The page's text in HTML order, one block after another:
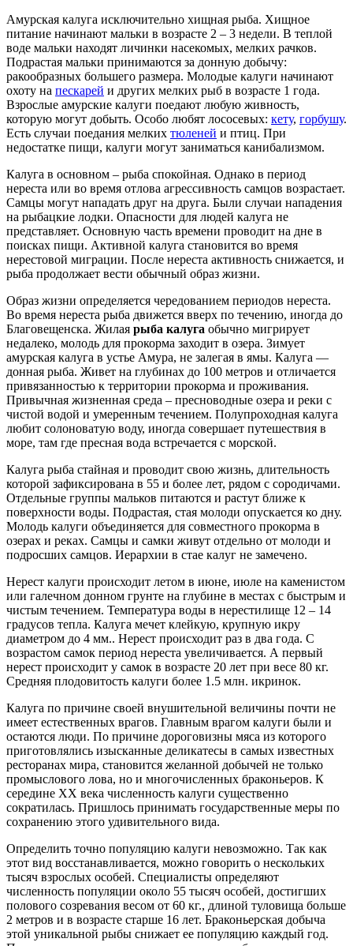
Амурская калуга исключительно хищная рыба. Хищное
питание начинают мальки в возрасте 2 – 3 недели. В теплой
воде мальки находят личинки насекомых, мелких рачков.
Подрастая мальки принимаются за донную добычу:
ракообразных большего размера. Молодые калуги начинают
охоту на пескарей и других мелких рыб в возрасте 1 года.
Взрослые амурские калуги поедают любую живность,
которую могут добыть. Особо любят лососевых: кету, горбушу.
Есть случаи поедания мелких тюленей и птиц. При
недостатке пищи, калуги могут заниматься канибализмом.
Калуга в основном – рыба спокойная. Однако в период
нереста или во время отлова агрессивность самцов возрастает.
Самцы могут нападать друг на друга. Были случаи нападения
на рыбацкие лодки. Опасности для людей калуга не
представляет. Основную часть времени проводит на дне в
поисках пищи. Активной калуга становится во время
нерестовой миграции. После нереста активность снижается, и
рыба продолжает вести обычный образ жизни.
Образ жизни определяется чередованием периодов нереста.
Во время нереста рыба движется вверх по течению, иногда до
Благовещенска. Жилая рыба калуга обычно мигрирует
недалеко, молодь для прокорма заходит в озера. Зимует
амурская калуга в устье Амура, не залегая в ямы. Калуга —
донная рыба. Живет на глубинах до 100 метров и отличается
привязанностью к территории прокорма и проживания.
Привычная жизненная среда – пресноводные озера и реки с
чистой водой и умеренным течением. Полупроходная калуга
любит солоноватую воду, иногда совершает путешествия в
море, там где пресная вода встречается с морской.
Калуга рыба стайная и проводит свою жизнь, длительность
которой зафиксирована в 55 и более лет, рядом с сородичами.
Отдельные группы мальков питаются и растут ближе к
поверхности воды. Подрастая, стая молоди опускается ко дну.
Молодь калуги объединяется для совместного прокорма в
озерах и реках. Самцы и самки живут отдельно от молоди и
подросших самцов. Иерархии в стае калуг не замечено.
Нерест калуги происходит летом в июне, июле на каменистом
или галечном донном грунте на глубине в местах с быстрым и
чистым течением. Температура воды в нерестилище 12 – 14
градусов тепла. Калуга мечет клейкую, крупную икру
диаметром до 4 мм.. Нерест происходит раз в два года. С
возрастом самок период нереста увеличивается. А первый
нерест происходит у самок в возрасте 20 лет при весе 80 кг.
Средняя плодовитость калуги более 1.5 млн. икринок.
Калуга по причине своей внушительной величины почти не
имеет естественных врагов. Главным врагом калуги были и
остаются люди. По причине дороговизны мяса из которого
приготовлялись изысканные деликатесы в самых известных
ресторанах мира, становится желанной добычей не только
промыслового лова, но и многочисленных браконьеров. К
середине ХХ века численность калуги существенно
сократилась. Пришлось принимать государственные меры по
сохранению этого удивительного вида.
Определить точно популяцию калуги невозможно. Так как
этот вид восстанавливается, можно говорить о нескольких
тысяч взрослых особей. Специалисты определяют
численность популяции около 55 тысяч особей, достигших
полового созревания весом от 60 кг., длиной туловища больше
2 метров и в возрасте старше 16 лет. Браконьерская добыча
этой уникальной рыбы снижает ее популяцию каждый год.